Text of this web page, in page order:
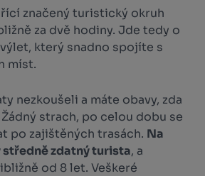
značený turistický okruh
za dvě hodiny. Jde tedy o
který snadno spojíte s
míst.
nezkoušeli a máte obavy, zda
strach, po celou dobu se
po zajištěných trasách. Na
zdatný turista, a
od 8 let. Veškeré